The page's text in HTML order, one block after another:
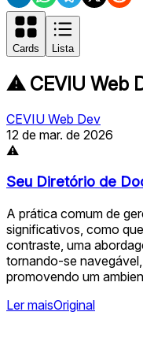
Cards Lista
⚠️ CEVIU Web
CEVIU Web Dev
12 de mar. de 2026
⚠
Seu Diretório de
A prática comum de
significativos, como
contraste, uma
tornando-se
promovendo um
Ler maisOriginal